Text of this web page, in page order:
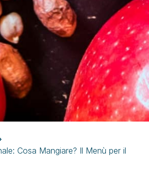
Cosa Mangiare? Il Menù per il